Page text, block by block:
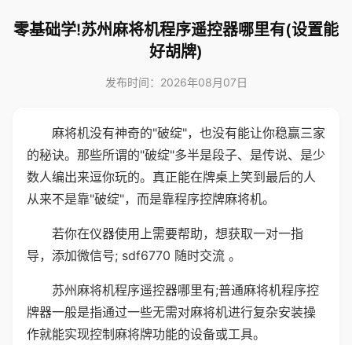
零基础学!苏州麻将机程序遥控器哪里有(设置能
好胡牌)
发布时间：2026年08月07日
麻将机没有神奇的"破绽"，也没有能让你稳赢三家
的秘诀。那些所谓的"破绽"多半是段子、是传说、是少
数人编出来逗你玩的。真正能在牌桌上笑到最后的人
从来不是靠"破绽"，而是靠程序控牌麻将机。
若你在仪器使用上需要帮助，想获取一对一指
导，添加微信号; sdf6770 随时交流 。
苏州麻将机程序遥控器哪里有;普通麻将机程序控
牌器一般是指通过一些无需对麻将机进行复杂安装操
作就能实现控制麻将牌功能的设备或工具。